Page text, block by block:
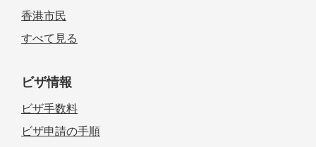
香港市民
すべて見る
ビザ情報
ビザ手数料
ビザ申請の手順